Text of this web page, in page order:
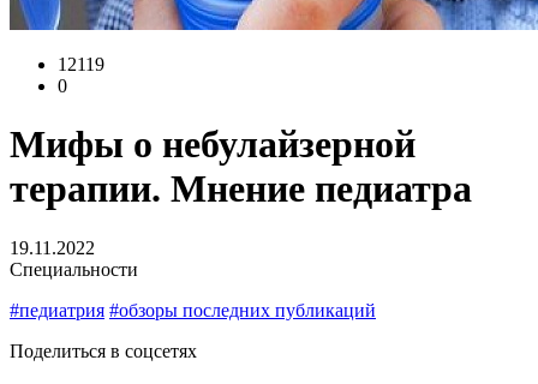
12119
0
Мифы о небулайзерной
терапии. Мнение педиатра
19.11.2022
Специальности
#педиатрия #обзоры последних публикаций
Поделиться в соцсетях